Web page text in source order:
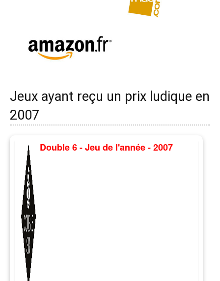
Jeux ayant reçu un prix ludique en
2007
Double 6 - Jeu de l'année - 2007